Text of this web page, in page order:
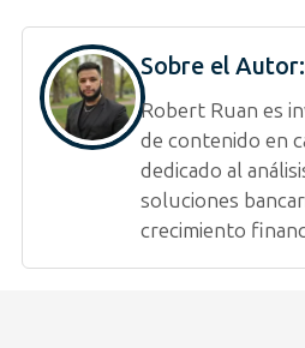
Sobre el Autor:
Robert Ruan es
de contenido en
dedicado al
soluciones
crecimiento